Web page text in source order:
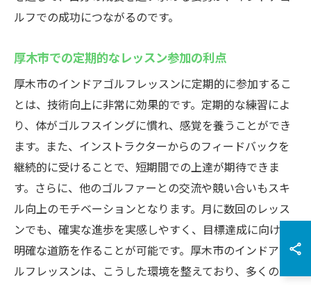
ルフでの成功につながるのです。
厚木市での定期的なレッスン参加の利点
厚木市のインドアゴルフレッスンに定期的に参加するこ
とは、技術向上に非常に効果的です。定期的な練習によ
り、体がゴルフスイングに慣れ、感覚を養うことができ
ます。また、インストラクターからのフィードバックを
継続的に受けることで、短期間での上達が期待できま
す。さらに、他のゴルファーとの交流や競い合いもスキ
ル向上のモチベーションとなります。月に数回のレッス
ンでも、確実な進歩を実感しやすく、目標達成に向けた
明確な道筋を作ることが可能です。厚木市のインドアゴ
ルフレッスンは、こうした環境を整えており、多くのゴ